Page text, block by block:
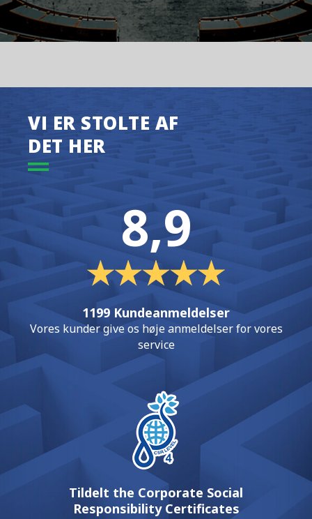
VI ER STOLTE AF
DET HER
8,9
1199 Kundeanmeldelser
Vores kunder give os høje anmeldelser for vores
service
Tildelt the Corporate Social
Responsibility Certificates